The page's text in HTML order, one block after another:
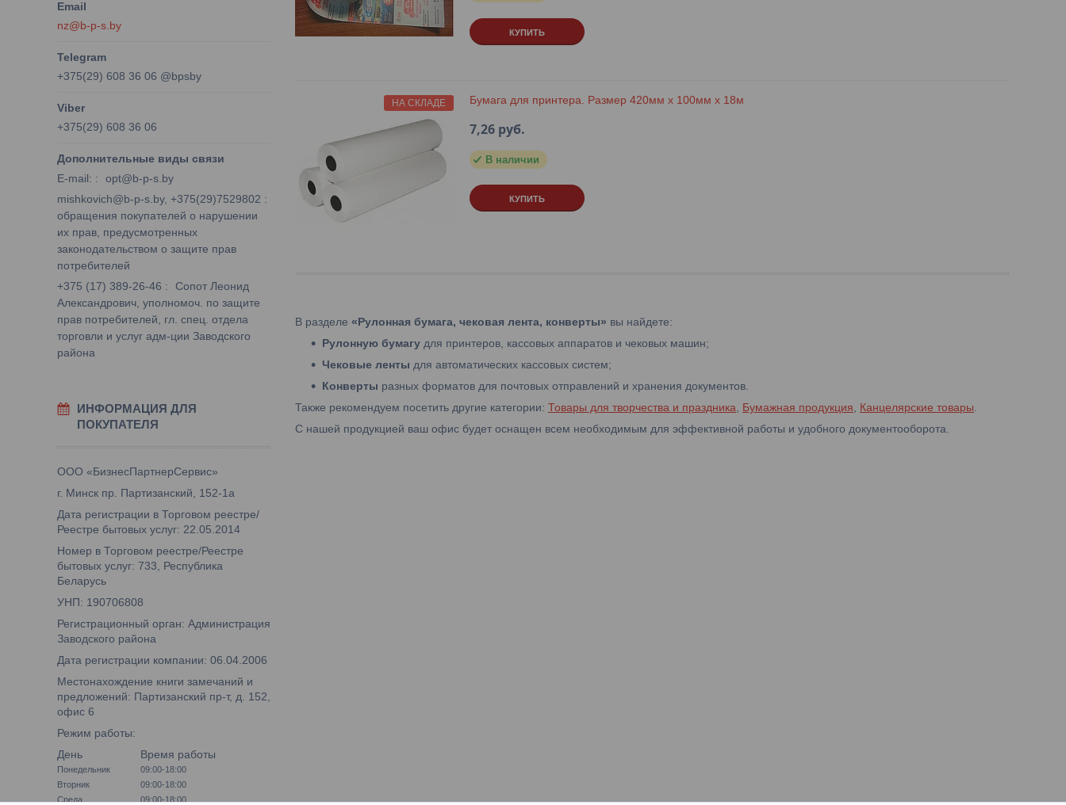
nz@b-p-s.by
+375(29) 608 36 06 @bpsby
+375(29) 608 36 06
E-mail:
opt@b-p-s.by
mishkovich@b-p-s.by, +375(29)7529802
обращения покупателей о нарушении
их прав, предусмотренных
законодательством о защите прав
потребителей
+375 (17) 389-26-46
Сопот Леонид
Александрович, уполномоч. по защите
прав потребителей, гл. спец. отдела
торговли и услуг адм-ции Заводского
района
ИНФОРМАЦИЯ ДЛЯ
ПОКУПАТЕЛЯ
ООО «БизнесПартнерСервис»
г. Минск пр. Партизанский, 152-1а
Дата регистрации в Торговом реестре/
Реестре бытовых услуг: 22.05.2014
Номер в Торговом реестре/Реестре
бытовых услуг: 733, Республика
Беларусь
УНП: 190706808
Регистрационный орган: Администрация
Заводского района
Дата регистрации компании: 06.04.2006
Местонахождение книги замечаний и
предложений: Партизанский пр-т, д. 152,
офис 6
Режим работы:
День
Время работы
Понедельник
09:00-18:00
Вторник
09:00-18:00
Среда
09:00-18:00
КУПИТЬ
НА СКЛАДЕ Бумага для принтера. Размер 420мм х 100мм х 18м
7,26 руб.
В наличии
КУПИТЬ
В разделе «Рулонная бумага, чековая лента, конверты» вы найдете:
Рулонную бумагу для принтеров, кассовых аппаратов и чековых машин;
Чековые ленты для автоматических кассовых систем;
Конверты разных форматов для почтовых отправлений и хранения документов.
Также рекомендуем посетить другие категории: Товары для творчества и праздника Бумажная продукция Канцелярские товары
С нашей продукцией ваш офис будет оснащен всем необходимым для эффективной работы и удобного документооборота.